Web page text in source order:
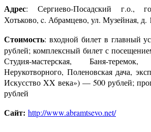
Адрес: Сергиево-Посадский г.о.,
Хотьково, c. Абрамцево, ул. Музейная, д. 1
Стоимость: входной билет в главный
рублей; комплексный билет с
Студия-мастерская, Баня-
Нерукотворного, Поленовская дача,
Искусство XX века») — 500 рублей;
рублей
Сайт: http://www.abramtsevo.net/